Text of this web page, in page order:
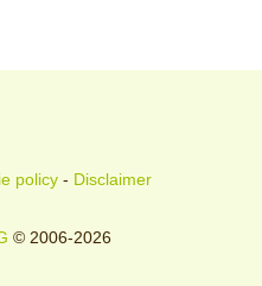
policy- Disclaimer
© 2006-2026